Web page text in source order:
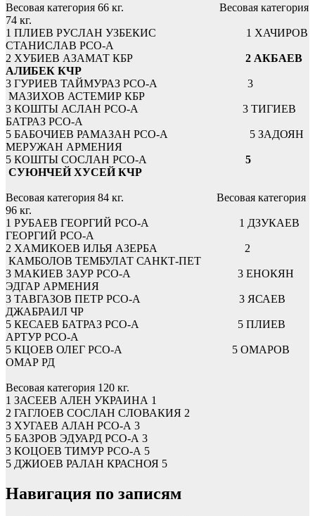
Весовая категория 66 кг.
Весовая категория
74 кг.
1 ПЛИЕВ РУСЛАН УЗБЕКИС 1 ХАЧИРОВ
СТАНИСЛАВ РСО-А
2 ХУБИЕВ АЗАМАТ КБР 2 АКБАЕВ
АЛИБЕК КЧР
3 ГУРИЕВ ТАЙМУРАЗ РСО-А
3
МАЗИХОВ АСТЕМИР КБР
3 КОШТЫ АСЛАН РСО-А 3 ТИГИЕВ
БАТРАЗ РСО-А
5 БАБОЧИЕВ РАМАЗАН РСО-А 5 ЗАДОЯН
МЕРУЖАН АРМЕНИЯ
5 КОШТЫ СОСЛАН РСО-А
5
СУЮНЧЕЙ ХУСЕЙ КЧР
Весовая категория 84 кг.
Весовая категория
96 кг.
1 РУБАЕВ ГЕОРГИЙ РСО-А 1 ДЗУКАЕВ
ГЕОРГИЙ РСО-А
2 ХАМИКОЕВ ИЛЬЯ АЗЕРБА
2
КАМБОЛОВ ТЕМБУЛАТ САНКТ-ПЕТ
3 МАКИЕВ ЗАУР РСО-А 3 ЕНОКЯН
ЭДГАР АРМЕНИЯ
3 ТАВГАЗОВ ПЕТР РСО-А 3 ЯСАЕВ
ДЖАБРАИЛ ЧР
5 КЕСАЕВ БАТРАЗ РСО-А 5 ПЛИЕВ
АРТУР РСО-А
5 КЦОЕВ ОЛЕГ РСО-А 5 ОМАРОВ
ОМАР РД
Весовая категория 120 кг.
1 ЗАСЕЕВ АЛЕН УКРАИНА 1
2 ГАГЛОЕВ СОСЛАН СЛОВАКИЯ 2
3 ХУГАЕВ АЛАН РСО-А 3
5 БАЗРОВ ЭДУАРД РСО-А 3
3 КОЦОЕВ ТИМУР РСО-А 5
5 ДЖИОЕВ РАЛАН КРАСНОЯ 5
Навигация по записям